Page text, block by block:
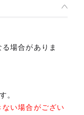
場合がありま
。
い場合がござい